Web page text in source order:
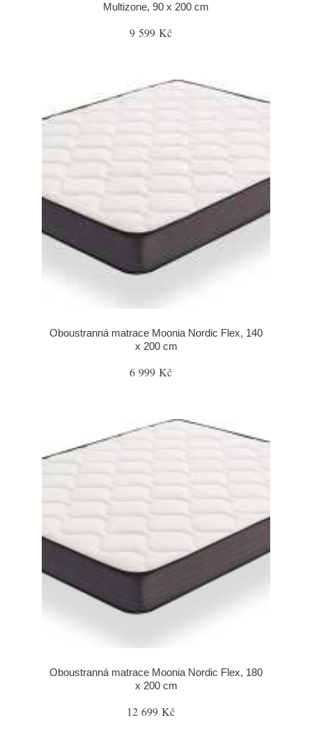
Multizone, 90 x 200 cm
9 599 Kč
Oboustranná matrace Moonia Nordic Flex, 140
x 200 cm
6 999 Kč
Oboustranná matrace Moonia Nordic Flex, 180
x 200 cm
12 699 Kč